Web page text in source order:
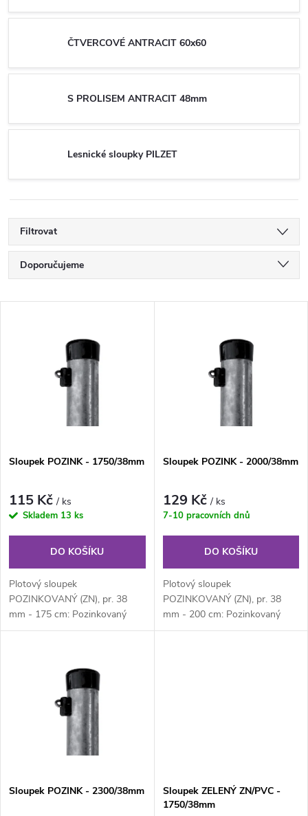
ČTVERCOVÉ ANTRACIT 60x60
S PROLISEM ANTRACIT 48mm
Lesnické sloupky PILZET
Filtrovat
Ř
a
p
r
o
d
u
Doporučujeme
Nejprodávanější
Abecedně
s
p
r
d
u
Sloupek POZINK - 1750/38mm
115 Kč/ ks
Skladem 13 ks
DO KOŠÍKU
Plotový sloupek
POZINKOVANÝ (ZN), pr. 38
mm - 175 cm: Pozinkovaný
kulatý plotový sloupek průměru
Sloupek POZINK - 2000/38mm
129 Kč/ ks
7-10 pracovních dnů
DO KOŠÍKU
Plotový sloupek
POZINKOVANÝ (ZN), pr. 38
mm - 200 cm: Pozinkovaný
kulatý plotový sloupek průměru
Sloupek POZINK - 2300/38mm
Sloupek ZELENÝ ZN/PVC -
1750/38mm